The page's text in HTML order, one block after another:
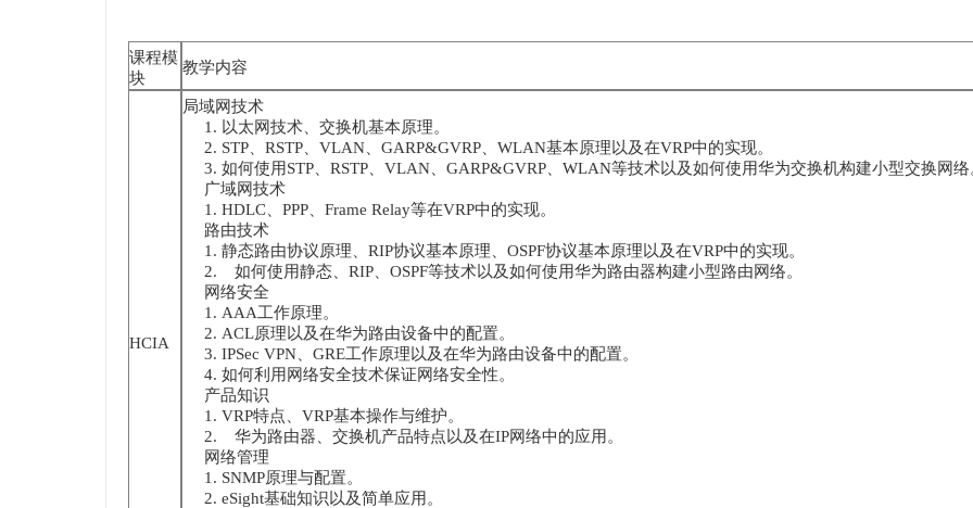
课程模
块
教学内容
HCIA
局域网技术
1. 以太网技术、交换机基本原理。
2. STP、RSTP、VLAN、GARP&GVRP、WLAN基本原理以及在VRP中的实现。
3. 如何使用STP、RSTP、VLAN、GARP&GVRP、WLAN等技术以及如何使用华为交换机构建小型交换网
广域网技术
1. HDLC、PPP、Frame Relay等在VRP中的实现。
路由技术
1. 静态路由协议原理、RIP协议基本原理、OSPF协议基本原理以及在VRP中的实现。
2. 如何使用静态、RIP、OSPF等技术以及如何使用华为路由器构建小型路由网络。
网络安全
1. AAA工作原理。
2. ACL原理以及在华为路由设备中的配置。
3. IPSec VPN、GRE工作原理以及在华为路由设备中的配置。
4. 如何利用网络安全技术保证网络安全性。
产品知识
1. VRP特点、VRP基本操作与维护。
2. 华为路由器、交换机产品特点以及在IP网络中的应用。
网络管理
1. SNMP原理与配置。
2. eSight基础知识以及简单应用。